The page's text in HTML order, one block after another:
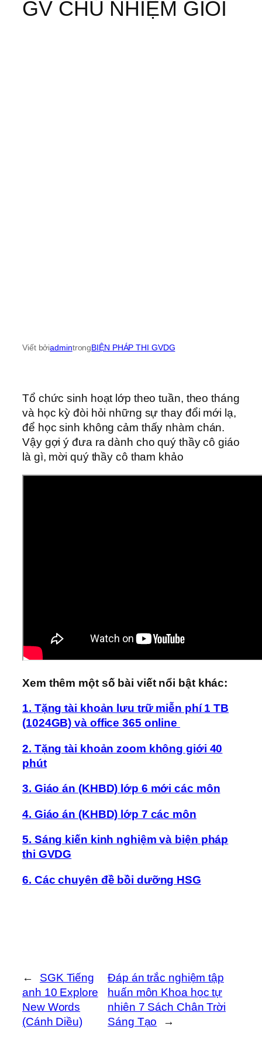
GV CHỦ NHIỆM GIỎI
Viết bởiadmintrongBIỆN PHÁP THI GVDG
Tổ chức sinh hoạt lớp theo tuần, theo tháng
và học kỳ đòi hỏi những sự thay đổi mới lạ,
để học sinh không cảm thấy nhàm chán.
Vậy gợi ý đưa ra dành cho quý thầy cô giáo
là gì, mời quý thầy cô tham khảo
Xem thêm một số bài viết nổi bật khác:
1. Tặng tài khoản lưu trữ miễn phí 1 TB
(1024GB) và office 365 online
2. Tặng tài khoản zoom không giới 40
phút
3. Giáo án (KHBD) lớp 6 mới các môn
4. Giáo án (KHBD) lớp 7 các môn
5. Sáng kiến kinh nghiệm và biện pháp
thi GVDG
6. Các chuyên đề bồi dưỡng HSG
←
SGK Tiếng
anh 10 Explore
New Words
(Cánh Diều)
Đáp án trắc nghiệm tập
huấn môn Khoa học tự
nhiên 7 Sách Chân Trời
Sáng Tạo
→